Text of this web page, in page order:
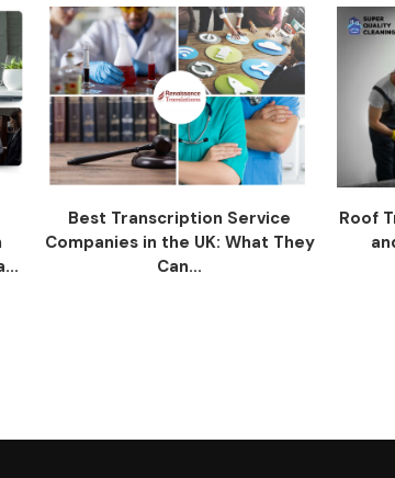
Best Transcription Service
Companies in the UK: What They
Can...
Roof